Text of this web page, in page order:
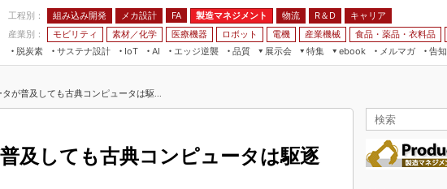
工程別： 組み込み開発 メカ設計 FA 製造マネジメント 物流 R＆D
キャリア
産業別：
モビリティ 素材／化学 医療機器 ロボット 電機 産業機械 食品・薬品・衣料品
脱炭素
サステナ設計
IoT
場
AI
設備保全
エッジ逆襲 品質
展示会
JIMTOF
IIFES
特集
つながるクルマ
ebook
メルマガ
告知
が普及しても古典コンピュータは駆...
及しても古典コンピュータは駆逐